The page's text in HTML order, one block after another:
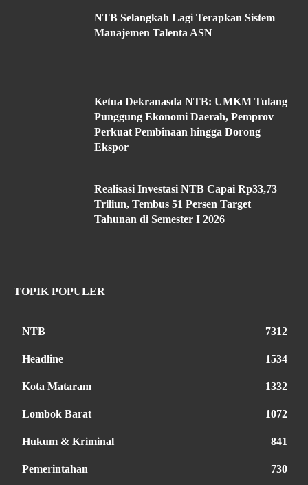
NTB Selangkah Lagi Terapkan Sistem
Manajemen Talenta ASN
Ketua Dekranasda NTB: UMKM Tulang
Punggung Ekonomi Daerah, Pemprov
Perkuat Pembinaan hingga Dorong
Ekspor
Realisasi Investasi NTB Capai Rp33,73
Triliun, Tembus 51 Persen Target
Tahunan di Semester I 2026
TOPIK POPULER
NTB 7312
Headline 1534
Kota Mataram 1332
Lombok Barat 1072
Hukum & Kriminal 841
Pemerintahan 730